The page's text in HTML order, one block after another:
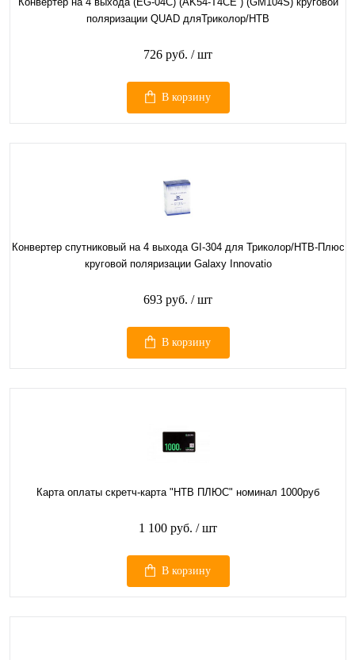
поляризации QUAD дляТриколор/НТВ
726 руб. / шт
В корзину
Конвертер спутниковый на 4 выхода GI-304 для Триколор/НТВ-Плюс
круговой поляризации Galaxy Innovatio
693 руб. / шт
В корзину
Карта оплаты скретч-карта "НТВ ПЛЮС" номинал 1000руб
1 100 руб. / шт
В корзину